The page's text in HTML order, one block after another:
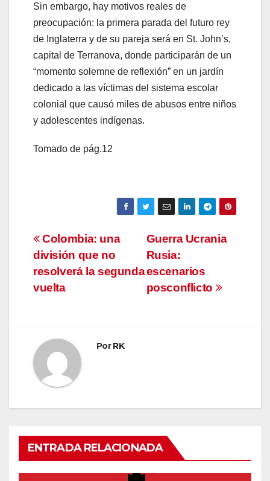
Sin embargo, hay motivos reales de
preocupación: la primera parada del futuro rey
de Inglaterra y de su pareja será en St. John’s,
capital de Terranova, donde participarán de un
“momento solemne de reflexión” en un jardín
dedicado a las víctimas del sistema escolar
colonial que causó miles de abusos entre niños
y adolescentes indígenas.
Tomado de pág.12
Navegación
de
entradas
Guerra Ucrania
Rusia:
escenarios
posconflicto
Colombia: una
división que no
resolverá la segunda
vuelta
PorRK
ENTRADA RELACIONADA